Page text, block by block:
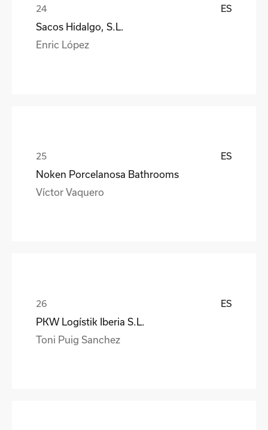
ES
Sacos Hidalgo, S.L.
Enric López
ES
Noken Porcelanosa Bathrooms
Víctor Vaquero
ES
PKW Logístik Iberia S.L.
Toni Puig Sanchez